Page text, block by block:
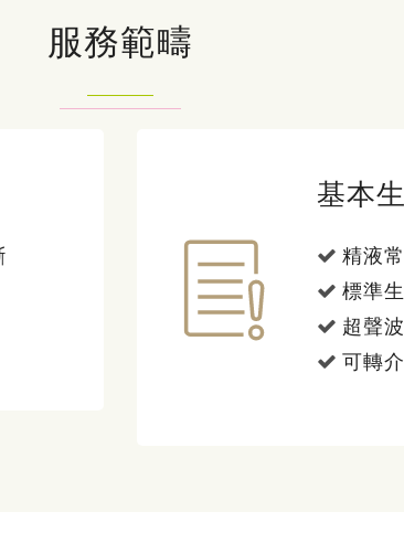
服務範疇
基本
精液
標準
超聲
可轉